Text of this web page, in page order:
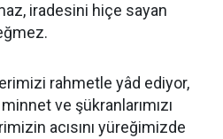
iradesini hiçe sayan
rahmetle yâd ediyor,
ve şükranlarımızı
acısını yüreğimizde